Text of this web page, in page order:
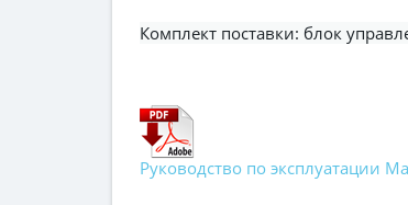
Комплект поставки: блок
Руководство по эксплуатации